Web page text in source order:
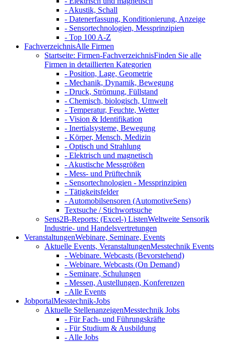
- Akustik, Schall
- Datenerfassung, Konditionierung, Anzeige
- Sensortechnologien, Messprinzipien
- Top 100 A-Z
FachverzeichnisAlle Firmen
Startseite: Firmen-FachverzeichnisFinden Sie alle
Firmen in detaillierten Kategorien
- Position, Lage, Geometrie
- Mechanik, Dynamik, Bewegung
- Druck, Strömung, Füllstand
- Chemisch, biologisch, Umwelt
- Temperatur, Feuchte, Wetter
- Vision & Identifikation
- Inertialsysteme, Bewegung
- Körper, Mensch, Medizin
- Optisch und Strahlung
- Elektrisch und magnetisch
- Akustische Messgrößen
- Mess- und Prüftechnik
- Sensortechnologien - Messprinzipien
- Tätigkeitsfelder
- Automobilsensoren (AutomotiveSens)
Textsuche / Stichwortsuche
Sens2B-Reports: (Excel-) ListenWeltweite Sensorik
Industrie- und Handelsvertretungen
VeranstaltungenWebinare, Seminare, Events
Aktuelle Events, VeranstaltungenMesstechnik Events
- Webinare. Webcasts (Bevorstehend)
- Webinare. Webcasts (On Demand)
- Seminare, Schulungen
- Messen, Austellungen, Konferenzen
- Alle Events
JobportalMesstechnik-Jobs
Aktuelle StellenanzeigenMesstechnik Jobs
- Für Fach- und Führungskräfte
- Für Studium & Ausbildung
- Alle Jobs